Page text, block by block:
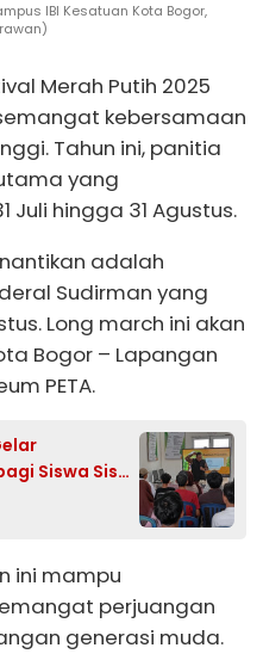
IBI Kesatuan Kota Bogor,
Merah Putih 2025
kebersamaan
Tahun ini, panitia
yang
Juli hingga 31 Agustus.
adalah
Sudirman yang
Long march ini akan
Bogor – Lapangan
PETA.
Siswa Siswi
ini mampu
perjuangan
generasi muda.